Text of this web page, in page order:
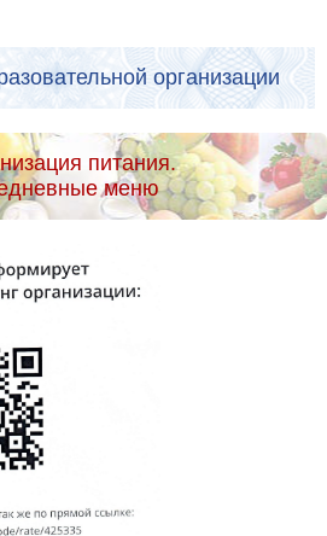
организации
питания.
меню